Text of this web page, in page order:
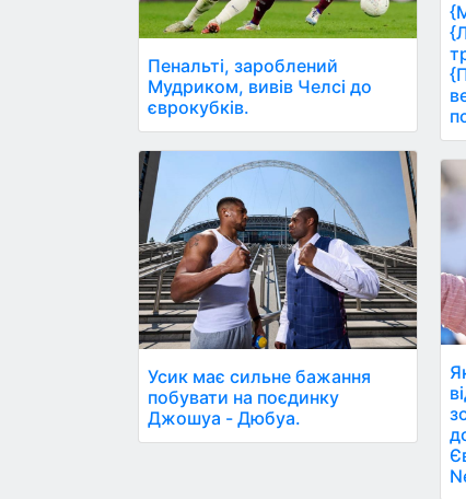
Пенальті, зароблений
Мудриком, вивів Челсі до
єврокубків.
Усик має сильне бажання
побувати на поєдинку
Джошуа - Дюбуа.